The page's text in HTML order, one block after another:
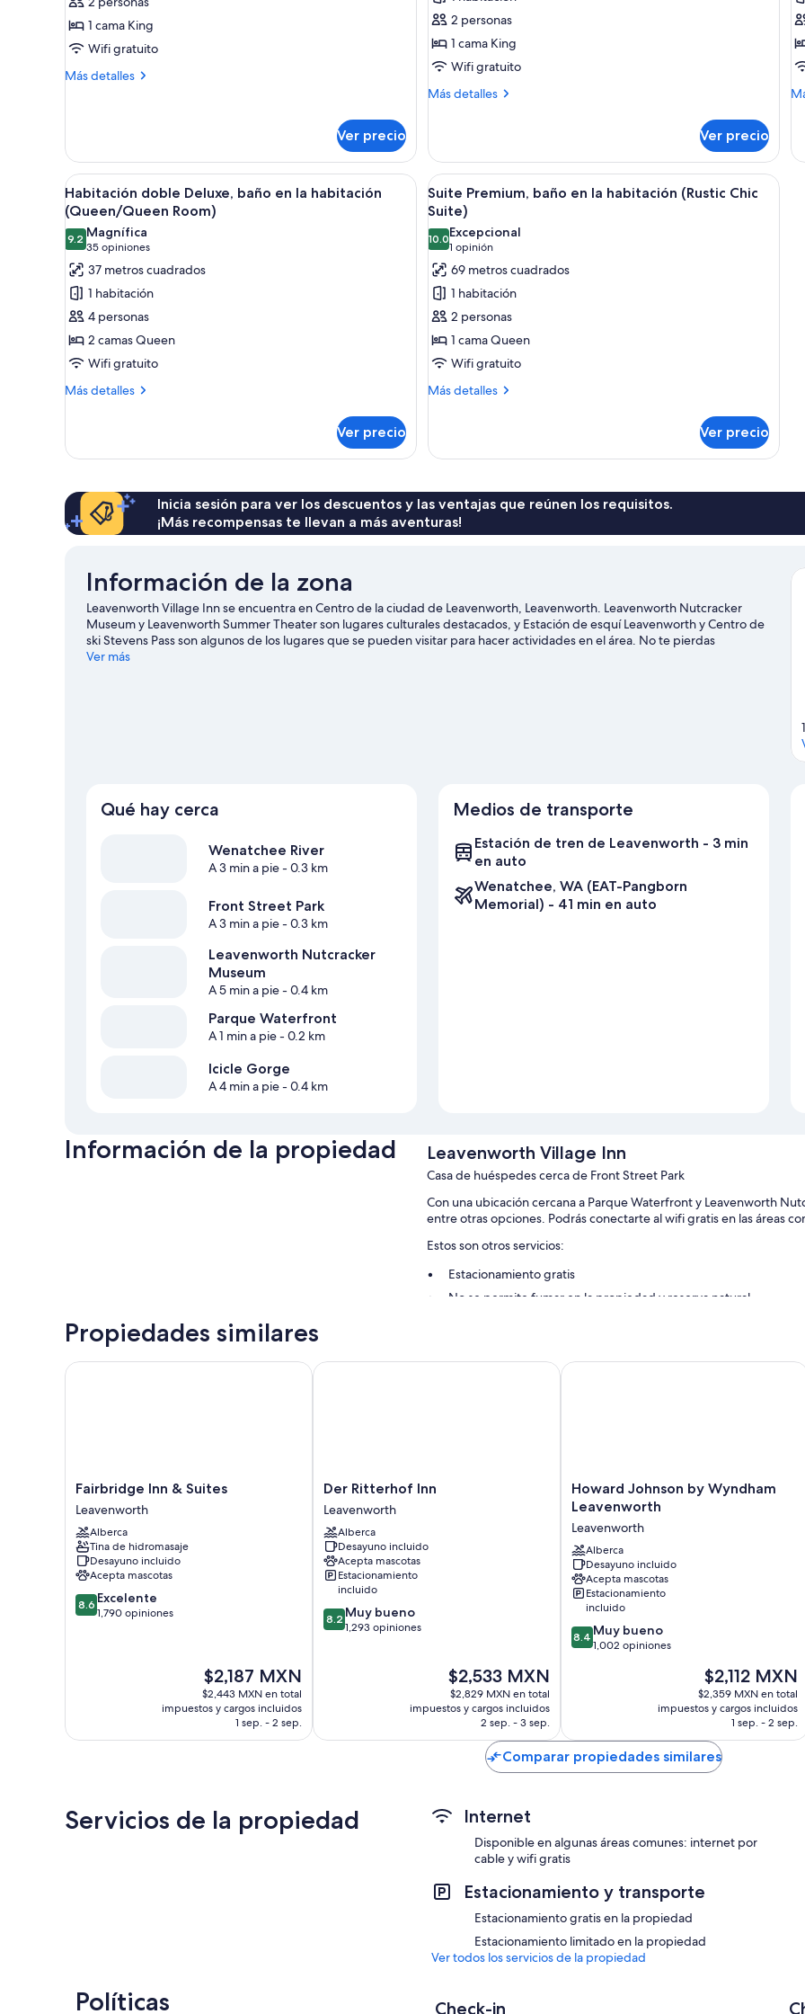
de
lujo,
baño
en
Suite)
1 cama King
Wifi gratuito
Más detalles
Más
lujo,
baño
en
la
habitación
(Grand
Suite)
Ver precio
romántica,
1
cama
King
size,
fumadores,
chimenea
2 personas
1 cama King
Wifi gratuito
Más detalles
Más
romántica,
cama
King
para
no
fumadores,
chimenea
Ver precio
la
Abrir
todas
las
fotos
de
Habitación
doble
Deluxe,
baño
en
la
Room)
Habitación de hotel con dos camas, una mesa de comedor y vistas al exterior.
4
Habitación doble Deluxe, baño en la habitación
(Queen/Queen Room)
9.29.2 de 10
Magnífica
35 opiniones
(35
opiniones)
37 metros cuadrados
1 habitación
4 personas
2 camas Queen
Wifi gratuito
Más detalles
Más
doble
en
la
habitación
Ver precio
Abrir
todas
las
fotos
de
Suite
Premium,
baño
en
la
habitación
Suite)
Amplia sala de estar con chimenea,
4
Suite Premium, baño en la habitación (Rustic Chic
Suite)
10.010.0 de 10
Excepcional
1 opinión
(1
opinión)
69 metros cuadrados
1 habitación
2 personas
1 cama Queen
Wifi gratuito
Más detalles
Más
Premium,
la
habitación
(Rustic
Ver precio
Inicia sesión para ver los descuentos y las ventajas que reúnen los requisitos.
¡Más recompensas te llevan a más aventuras!
Información de la zona
Leavenworth Village Inn se encuentra en Centro de la ciudad de Leavenworth, Leavenworth. Leavenworth Nutcracker
Museum y Leavenworth Summer Theater son lugares culturales destacados, y Estación de esquí Leavenworth y Centro de
ski Stevens Pass son algunos de los lugares que se pueden visitar para hacer actividades en el área. No te pierdas
Leavenworth Reindeer Farm. En la zona, puedes practicar actividades como kayaks y rafting, o disfrutar del aire libre
Ver más
Qué hay cerca
Wenatchee River
A 3 min a pie- 0.3 km
Front Street Park
A 3 min a pie- 0.3 km
Leavenworth Nutcracker
Museum
A 5 min a pie- 0.4 km
Parque Waterfront
A 1 min a pie- 0.2 km
Icicle Gorge
A 4 min a pie- 0.4 km
Medios de transporte
Estación de tren de Leavenworth - 3 min
en auto
Wenatchee, WA (EAT-Pangborn
Memorial) - 41 min en auto
Información de la propiedad Leavenworth Village Inn
Casa de huéspedes cerca de Front Street Park
Con una ubicación cercana a Parque Waterfront y Leavenworth
entre otras opciones. Podrás conectarte al wifi gratis en las áreas
Estos son otros servicios:
Estacionamiento gratis
No se permite fumar en la propiedad y reserva natural
Propiedades similares
Fairbridge
Inn
&
Suites
Leavenworth
Fairbridge Inn & Suites
Leavenworth
Alberca
Tina de hidromasaje
Desayuno incluido
Acepta mascotas
8.6
de
8.6 Excelente
1,790 opiniones
El
precio
actual
de
$2,187 MXN
$2,443 MXN en total
impuestos y cargos incluidos
1 sep. - 2 sep.
Fairbridge Inn & Suites
Der
Ritterhof
Inn
Leavenworth
Der Ritterhof Inn
Leavenworth
Alberca
Desayuno incluido
Acepta mascotas
Estacionamiento
incluido
8.2
de
8.2 Muy bueno
1,293 opiniones
El
precio
actual
de
$2,533 MXN
$2,533 MXN
$2,829 MXN en total
impuestos y cargos incluidos
2 sep. - 3 sep.
Der Ritterhof Inn
Howard
Johnson
Wyndham
Leavenworth
Leavenworth
Howard Johnson by Wyndham
Leavenworth
Leavenworth
Alberca
Desayuno incluido
Acepta mascotas
Estacionamiento
incluido
8.4
de
8.4 Muy bueno
1,002 opiniones
El
precio
actual
de
$2,112 MXN
$2,112 MXN
$2,359 MXN en total
impuestos y cargos incluidos
1 sep. - 2 sep.
Howard Johnson by Wyndham
Comparar propiedades similares
Servicios de la propiedad Internet
Disponible en algunas áreas comunes: internet por
cable y wifi gratis
Estacionamiento y transporte
Estacionamiento gratis en la propiedad
Estacionamiento limitado en la propiedad
Ver todos los servicios de la propiedad
Políticas Check-in